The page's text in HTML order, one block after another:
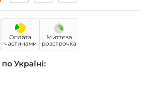
Оплата
частинами
Миттєва
розстрочка
Україні: